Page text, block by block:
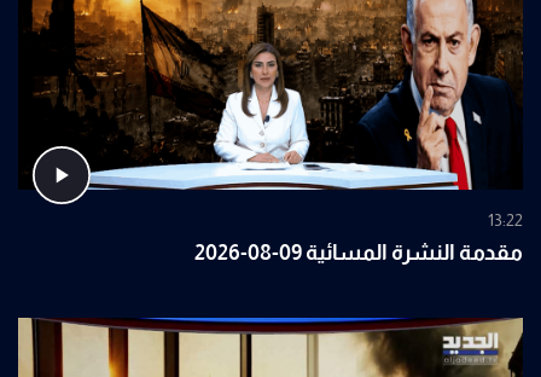
13:22
مقدمة النشرة المسائية 09-08-2026